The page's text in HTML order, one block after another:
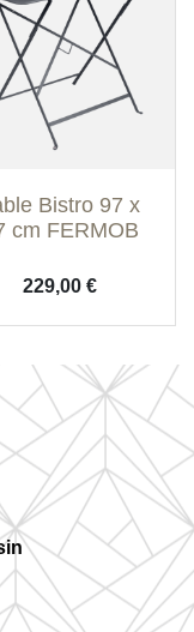
Bistro 97 x
cm FERMOB
Prix
229,00 €